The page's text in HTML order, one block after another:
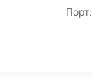
Порт: